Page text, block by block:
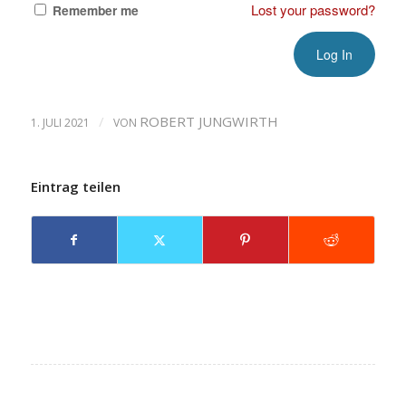
Remember me Lost your password?
1. JULI 2021 / VON ROBERT JUNGWIRTH
Eintrag teilen